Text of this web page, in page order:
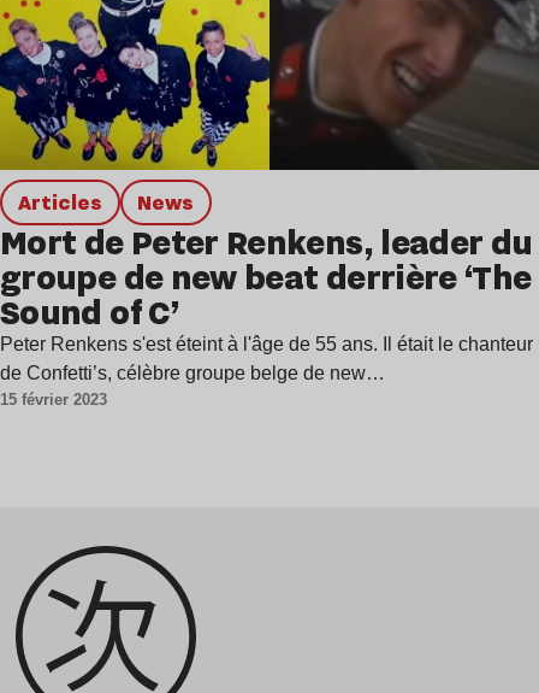
Articles news
Mort de Peter Renkens, leader du
groupe de new beat derrière ‘The
Sound of C’
Peter Renkens s'est éteint à l'âge de 55 ans. Il était le chanteur
de Confetti’s, célèbre groupe belge de new…
15 février 2023